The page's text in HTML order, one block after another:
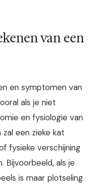
van een
en symptomen van
als je niet
en fysiologie van
een zieke kat
fysieke verschijning
Bijvoorbeeld, als je
is maar plotseling